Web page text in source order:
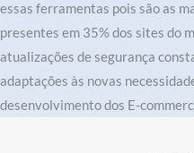
essas ferramentas pois são as
presentes em 35% dos sites do
atualizações de segurança
adaptações às novas
desenvolvimento dos E-